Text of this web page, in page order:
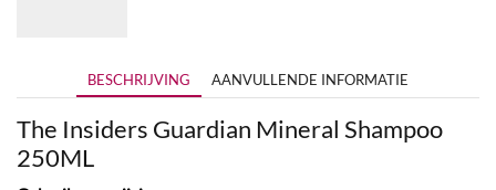
BESCHRIJVING AANVULLENDE INFORMATIE
The Insiders Guardian Mineral Shampoo
250ML